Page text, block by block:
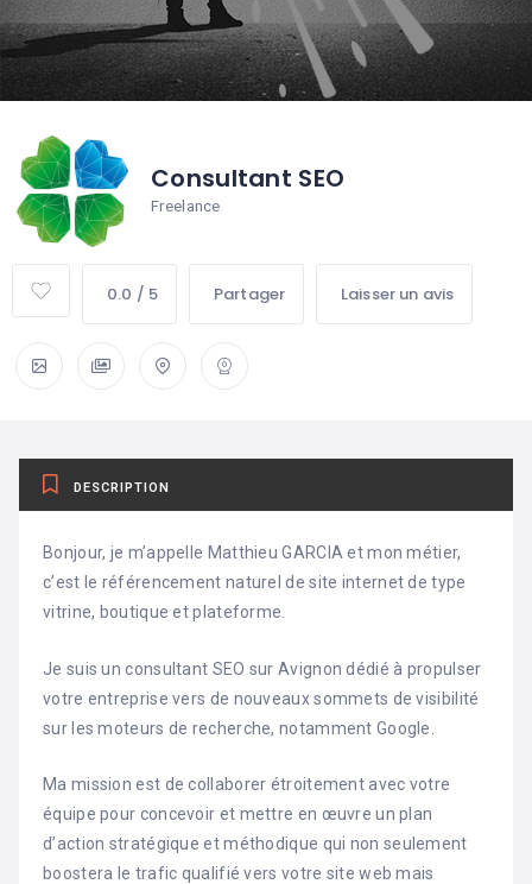
Consultant SEO
Freelance
0.0 / 5 Partager Laisser un avis
DESCRIPTION
Bonjour, je m’appelle Matthieu GARCIA et mon métier,
c’est le référencement naturel de site internet de type
vitrine, boutique et plateforme.
Je suis un consultant SEO sur Avignon dédié à propulser
votre entreprise vers de nouveaux sommets de visibilité
sur les moteurs de recherche, notamment Google.
Ma mission est de collaborer étroitement avec votre
équipe pour concevoir et mettre en œuvre un plan
d’action stratégique et méthodique qui non seulement
boostera le trafic qualifié vers votre site web mais